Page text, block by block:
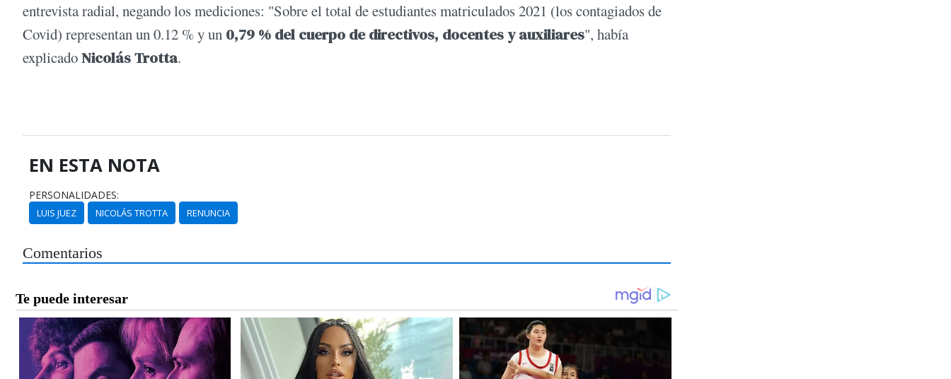
entrevista radial, negando los mediciones: "Sobre el total de estudiantes matriculados 2021 (los contagiados de
Covid) representan un 0.12 % y un 0,79 % del cuerpo de directivos, docentes y auxiliares", había
explicadoNicolás Trotta.
EN ESTA NOTA
PERSONALIDADES:
LUIS JUEZ NICOLÁS TROTTA RENUNCIA
Comentarios